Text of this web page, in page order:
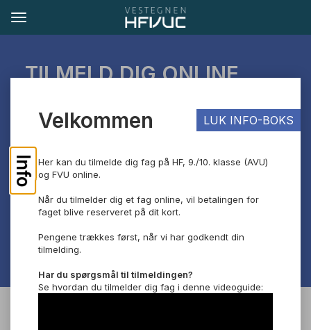
TILMELD DIG ONLINE
Hvis du har spørgsmål, kan du skrive til os på
tilmelding@vucv.dk.
Vi glæder os til at byde dig velkommen!
Info
Velkommen
Her kan du tilmelde dig fag på HF, 9./10. klasse (AVU)
og FVU online.
Når du tilmelder dig et fag online, vil betalingen for
faget blive reserveret på dit kort.
Pengene trækkes først, når vi har godkendt din
tilmelding.
Har du spørgsmål til tilmeldingen?
Se hvordan du tilmelder dig fag i denne videoguide:
LUK INFO-BOKS